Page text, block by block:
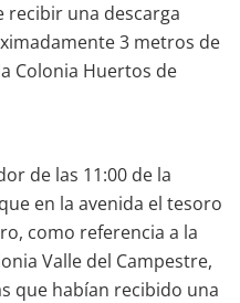
recibir una descarga
3 metros de
Colonia Huertos de
de las 11:00 de la
en la avenida el tesoro
como referencia a la
Valle del Campestre,
que habían recibido una